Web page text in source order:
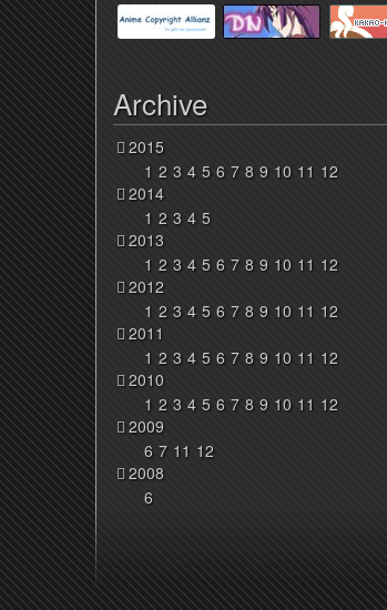
Archive
2015
1 2 3 4 5 6 7 8 9 10 11 12
2014
1 2 3 4 5
2013
1 2 3 4 5 6 7 8 9 10 11 12
2012
1 2 3 4 5 6 7 8 9 10 11 12
2011
1 2 3 4 5 6 7 8 9 10 11 12
2010
1 2 3 4 5 6 7 8 9 10 11 12
2009
6 7 11 12
2008
6